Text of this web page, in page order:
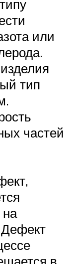
или
тип
частей
Дефект